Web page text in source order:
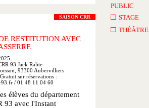
SAISON CRR
RESTITUTION AVEC
93 Jack Ralite
93300 Aubervilliers
sur réservations :
/ 01 48 11 04 60
élèves du département
93 avec l'Instant
PUBLIC
□ STAGE
□ THÉÂTRE